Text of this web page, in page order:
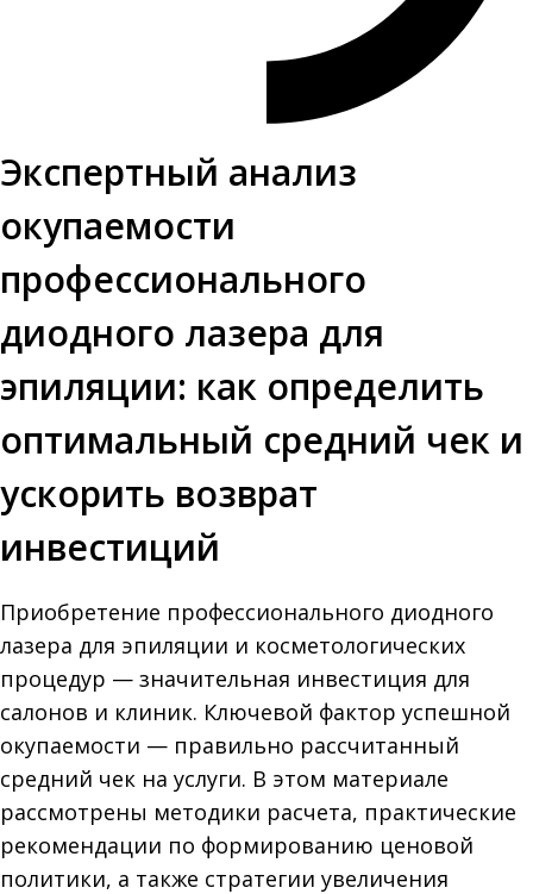
Экспертный анализ
окупаемости
профессионального
диодного лазера для
эпиляции: как определить
оптимальный средний чек и
ускорить возврат
инвестиций
Приобретение профессионального диодного
лазера для эпиляции и косметологических
процедур — значительная инвестиция для
салонов и клиник. Ключевой фактор успешной
окупаемости — правильно рассчитанный
средний чек на услуги. В этом материале
рассмотрены методики расчета, практические
рекомендации по формированию ценовой
политики, а также стратегии увеличения